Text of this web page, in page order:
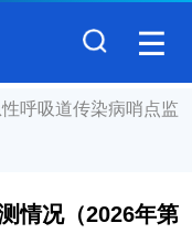
呼吸道传染病哨点监
情况（2026年第